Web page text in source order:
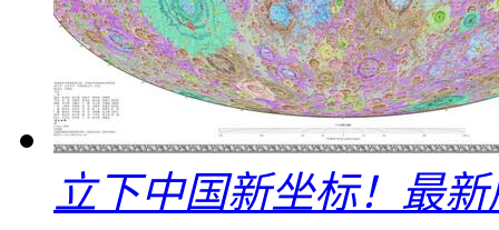
立下中国新坐标！最